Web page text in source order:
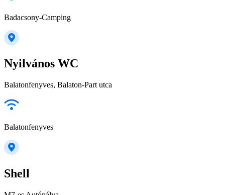
Badacsony-Camping
Nyilvános WC
Balatonfenyves, Balaton-Part utca
Balatonfenyves
Shell